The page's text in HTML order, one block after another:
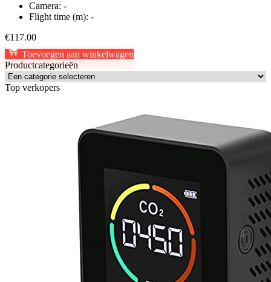
Camera: -
Flight time (m): -
€117.00
Toevoegen aan winkelwagen
Productcategorieën
Top verkopers